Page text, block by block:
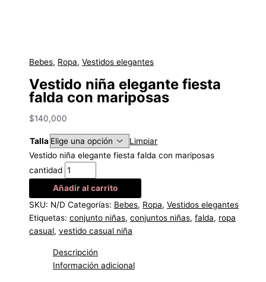
Bebes, Ropa,Vestidos elegantes
Vestido niña elegante fiesta
falda con mariposas
$140,000
Talla
Limpiar
Vestido niña elegante fiesta falda con mariposas
cantidad
Añadir al carrito
SKU: N/D Categorías: Bebes, Ropa,Vestidos elegantes
Etiquetas:conjunto niñas,conjuntos niñas,falda, ropa
casual,vestido casual niña
Descripción
Información adicional